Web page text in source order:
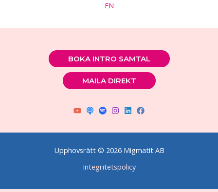
EN
BOKA INTRO SAMTAL
MAILA DIREKT
Upphovsrätt © 2026 Migmatit AB
Integritetspolicy